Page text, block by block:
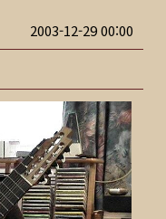
2003-12-29 00:00